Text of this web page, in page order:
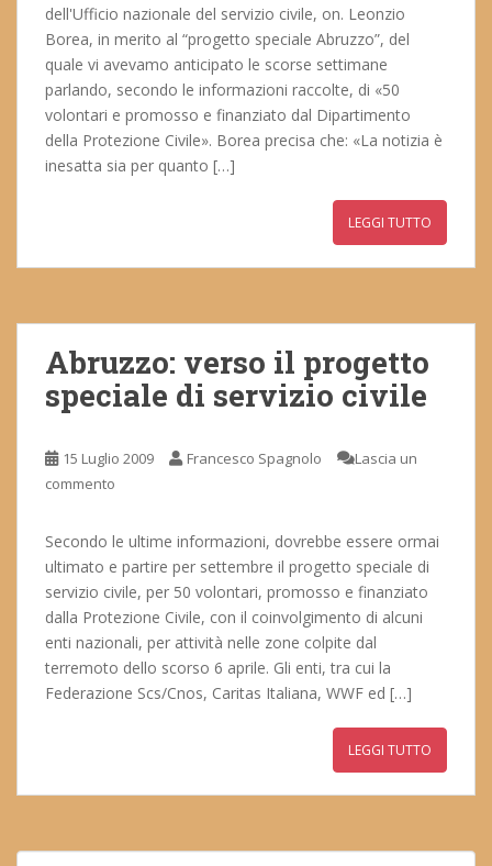
dell'Ufficio nazionale del servizio civile, on. Leonzio
Borea, in merito al “progetto speciale Abruzzo”, del
quale vi avevamo anticipato le scorse settimane
parlando, secondo le informazioni raccolte, di «50
volontari e promosso e finanziato dal Dipartimento
della Protezione Civile». Borea precisa che: «La notizia è
inesatta sia per quanto […]
LEGGI TUTTO
Abruzzo: verso il progetto
speciale di servizio civile
15 Luglio 2009 Francesco Spagnolo
Lascia un
commento
Secondo le ultime informazioni, dovrebbe essere ormai
ultimato e partire per settembre il progetto speciale di
servizio civile, per 50 volontari, promosso e finanziato
dalla Protezione Civile, con il coinvolgimento di alcuni
enti nazionali, per attività nelle zone colpite dal
terremoto dello scorso 6 aprile. Gli enti, tra cui la
Federazione Scs/Cnos, Caritas Italiana, WWF ed […]
LEGGI TUTTO